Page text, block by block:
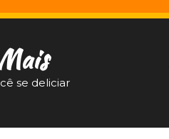
se deliciar